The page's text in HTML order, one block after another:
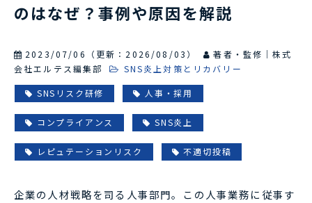
のはなぜ？事例や原因を解説
2023/07/06 （更新： 2026/08/03 ）
著者・監修｜株式
会社エルテス編集部
SNS炎上対策とリカバリー
SNSリスク研修 人事・採用
コンプライアンス SNS炎上
レピュテーションリスク 不適切投稿
企業の人材戦略を司る人事部門。この人事業務に従事す